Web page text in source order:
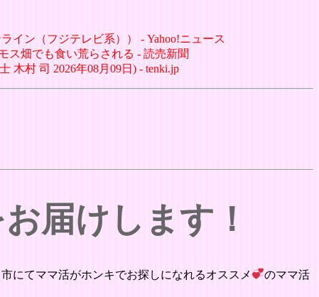
イン（フジテレビ系）） - Yahoo!ニュース
ス畑でも食い荒らされる - 読売新聞
木村 司 2026年08月09日) - tenki.jp
届けします！
にてママ活がホンキでお探しになれるオススメ
のママ活